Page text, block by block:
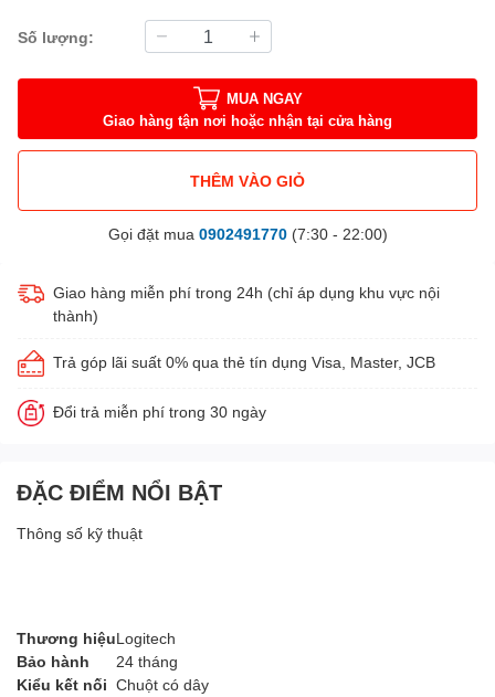
Số lượng:
MUA NGAY
Giao hàng tận nơi hoặc nhận tại cửa hàng
THÊM VÀO GIỎ
Gọi đặt mua 0902491770(7:30 - 22:00)
Giao hàng miễn phí trong 24h (chỉ áp dụng khu vực nội
thành)
Trả góp lãi suất 0% qua thẻ tín dụng Visa, Master, JCB
Đổi trả miễn phí trong 30 ngày
ĐẶC ĐIỂM NỔI BẬT
Thông số kỹ thuật
Thương hiệuLogitech
Bảo hành
24 tháng
Kiểu kết nối Chuột có dây